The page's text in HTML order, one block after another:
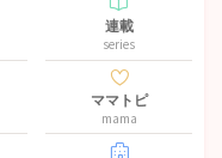
連載
series
ママトピ
mama